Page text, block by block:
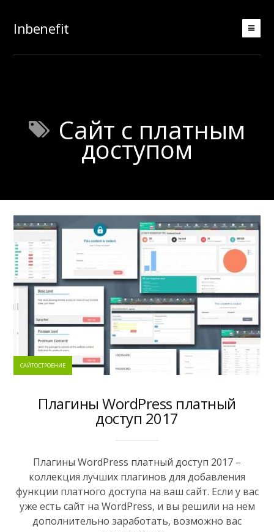
Inbenefit
Сайт с платным
доступом
САЙТОСТРОЕНИЕ
Плагины WordPress платный
доступ 2017
Плагины WordPress платный доступ 2017 –
коллекция лучших плагинов для добавления
функции платного доступа на ваш сайт. Если у вас
уже есть сайт на WordPress, и вы решили на нем
дополнительно заработать, возможно вас